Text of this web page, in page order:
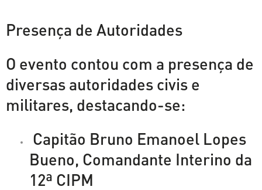
Presença de Autoridades
O evento contou com a presença de
diversas autoridades civis e
militares, destacando-se:
Capitão Bruno Emanoel Lopes
Bueno, Comandante Interino da
12ª CIPM